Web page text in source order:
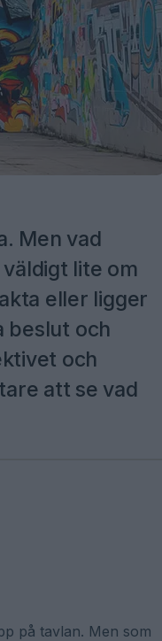
Men vad
lite om
eller ligger
beslut och
och
att se vad
på tavlan. Men som